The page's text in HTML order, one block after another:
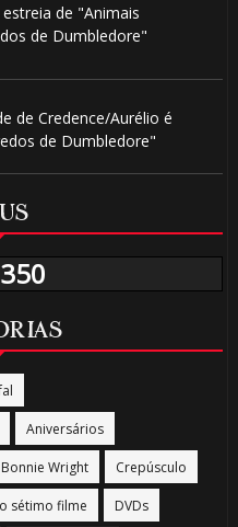
de "Animais
de Dumbledore"
de Credence/Aurélio é
de Dumbledore"
Aniversários
Bonnie Wright Crepúsculo
sétimo filme DVDs